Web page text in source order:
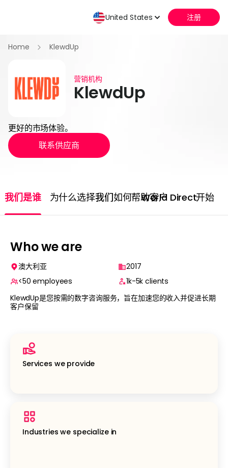
Home KlewdUp
营销机构
KlewdUp
更好的市场体验。
联系供应商
我们是谁 为什么选择我们我们如何帮助客户World Direct开始
Who we are
澳大利亚
2017
<50 employees 1k-5k clients
KlewdUp是您按需的数字咨询服务，旨在加速您的收入并促进长期
客户保留
Services we provide
Industries we specialize in
United States 注册